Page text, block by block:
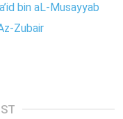
bin aL-Musayyab
Zubair